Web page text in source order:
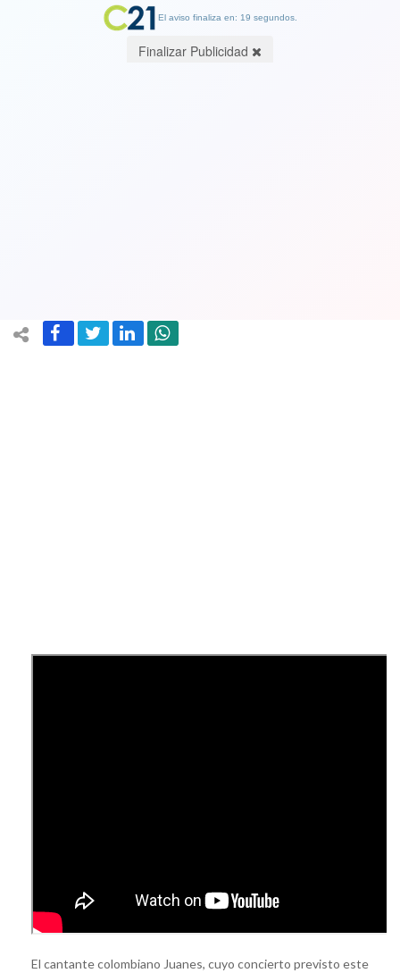
El cantante colombiano Juanes, cuyo concierto previsto este
El aviso finaliza en: 19 segundos.
Finalizar Publicidad